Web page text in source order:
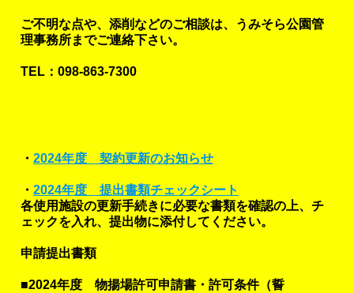
ご不明な点や、添削などのご相談は、うみそら公園管
理事務所までご連絡下さい。
TEL：098-863-7300
・ 2024年度 契約更新のお知らせ
・ 2024年度 提出書類チェックシート
各使用施設の更新手続きに必要な書類を確認の上、チ
ェックを入れ、提出物に添付してください。
申請提出書類
■2024年度 物揚場許可申請書・許可条件（誓